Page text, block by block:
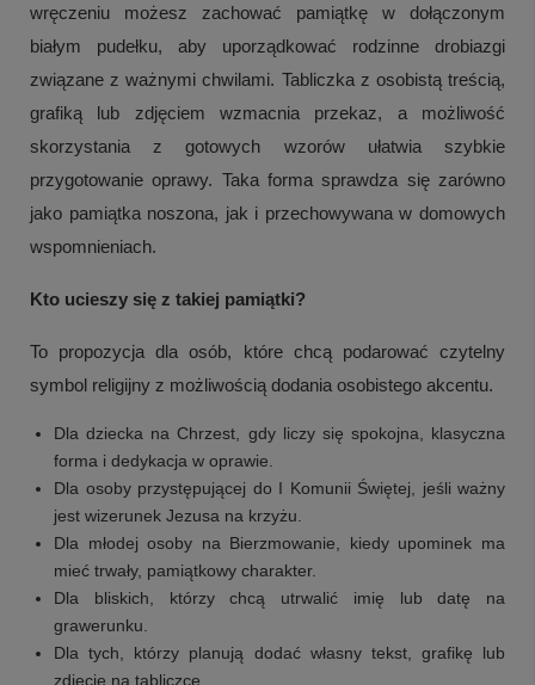
wręczeniu możesz zachować pamiątkę w dołączonym
białym pudełku, aby uporządkować rodzinne drobiazgi
związane z ważnymi chwilami. Tabliczka z osobistą treścią,
grafiką lub zdjęciem wzmacnia przekaz, a możliwość
skorzystania z gotowych wzorów ułatwia szybkie
przygotowanie oprawy. Taka forma sprawdza się zarówno
jako pamiątka noszona, jak i przechowywana w domowych
wspomnieniach.
Kto ucieszy się z takiej pamiątki?
To propozycja dla osób, które chcą podarować czytelny
symbol religijny z możliwością dodania osobistego akcentu.
Dla dziecka na Chrzest, gdy liczy się spokojna, klasyczna
forma i dedykacja w oprawie.
Dla osoby przystępującej do I Komunii Świętej, jeśli ważny
jest wizerunek Jezusa na krzyżu.
Dla młodej osoby na Bierzmowanie, kiedy upominek ma
mieć trwały, pamiątkowy charakter.
Dla bliskich, którzy chcą utrwalić imię lub datę na
grawerunku.
Dla tych, którzy planują dodać własny tekst, grafikę lub
zdjęcie na tabliczce.